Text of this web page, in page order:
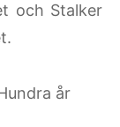
och Stalker
år